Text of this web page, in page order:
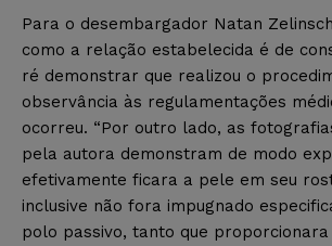
Para o desembargador Natan
como a relação estabelecida é de
ré demonstrar que realizou o
observância às regulamentações
ocorreu. “Por outro lado, as
pela autora demonstram de modo
efetivamente ficara a pele em seu
inclusive não fora impugnado
polo passivo, tanto que